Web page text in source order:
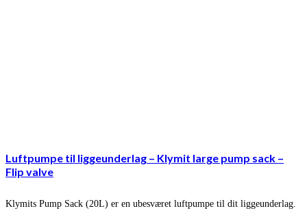
Luftpumpe til liggeunderlag – Klymit large pump sack –
Flip valve
Klymits Pump Sack (20L) er en ubesværet luftpumpe til dit liggeunderlag.